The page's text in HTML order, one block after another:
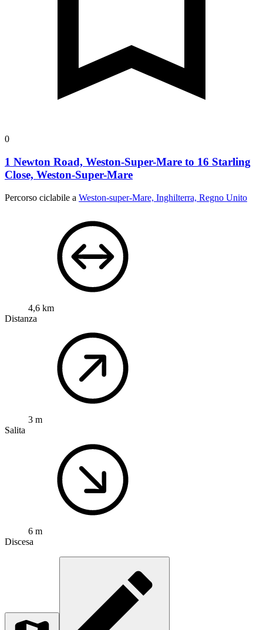
0
1 Newton Road, Weston-Super-Mare to 16 Starling
Close, Weston-Super-Mare
Percorso ciclabile a Weston-super-Mare, Inghilterra, Regno Unito
4,6 km
Distanza
3 m
Salita
6 m
Discesa